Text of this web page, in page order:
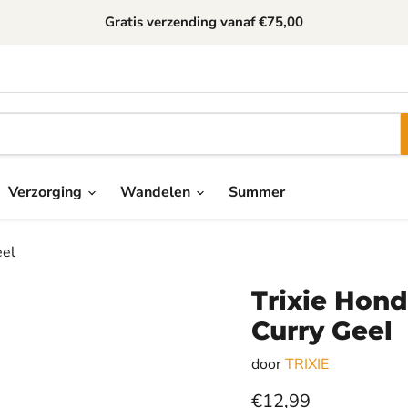
Gratis verzending vanaf €75,00
Verzorging
Wandelen Summer
Trixie
Curry Geel
doorTRIXIE
Huidige prijs
€12,99